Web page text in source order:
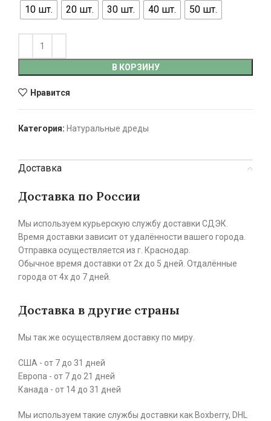
10 шт. 20 шт. 30 шт. 40 шт. 50 шт.
В КОРЗИНУ
Нравится
Категория: Натуральные дреды
Доставка
Доставка по России
Мы используем курьерскую службу доставки СДЭК.
Время доставки зависит от удалённости вашего города.
Отправка осуществляется из г. Краснодар.
Обычное время доставки от 2х до 5 дней. Отдалённые
города от 4х до 7 дней.
Доставка в другие страны
Мы так же осуществляем доставку по миру.
США - от 7 до 31 дней
Европа - от 7 до 21 дней
Канада - от 14 до 31 дней
Мы используем такие службы доставки как Boxberry, DHL